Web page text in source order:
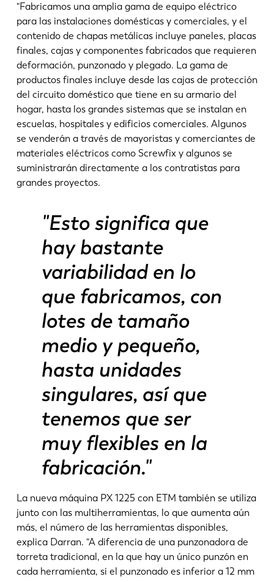
"Fabricamos una amplia gama de equipo eléctrico
para las instalaciones domésticas y comerciales, y el
contenido de chapas metálicas incluye paneles, placas
finales, cajas y componentes fabricados que requieren
deformación, punzonado y plegado. La gama de
productos finales incluye desde las cajas de protección
del circuito doméstico que tiene en su armario del
hogar, hasta los grandes sistemas que se instalan en
escuelas, hospitales y edificios comerciales. Algunos
se venderán a través de mayoristas y comerciantes de
materiales eléctricos como Screwfix y algunos se
suministrarán directamente a los contratistas para
grandes proyectos.
"Esto significa que
hay bastante
variabilidad en lo
que fabricamos, con
lotes de tamaño
medio y pequeño,
hasta unidades
singulares, así que
tenemos que ser
muy flexibles en la
fabricación."
La nueva máquina PX 1225 con ETM también se utiliza
junto con las multiherramientas, lo que aumenta aún
más, el número de las herramientas disponibles,
explica Darran. "A diferencia de una punzonadora de
torreta tradicional, en la que hay un único punzón en
cada herramienta, si el punzonado es inferior a 12 mm